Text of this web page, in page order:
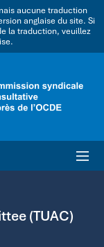
aucune traduction
anglaise du site. Si
la traduction, veuillez
(TUAC)